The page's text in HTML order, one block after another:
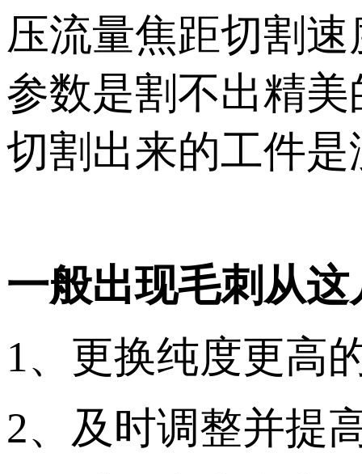
压流量焦距切割
参数是割不出精
切割出来的工件
一般出现毛刺从
1、更换纯度更高
2、及时调整并提